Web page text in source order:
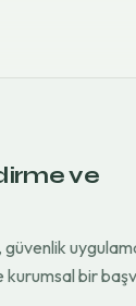
ve
kurumsal bir